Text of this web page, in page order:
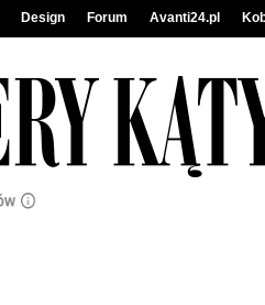
Design Forum Avanti24.pl